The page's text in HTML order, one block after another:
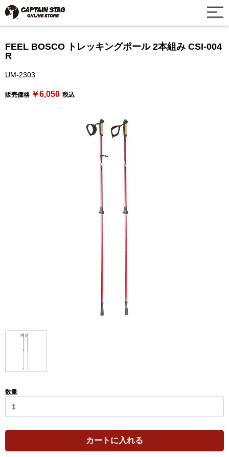
FEEL BOSCO トレッキングポール 2本組み CSI-004
R
UM-2303
販売価格 ￥6,050 税込
数量
カートに入れる